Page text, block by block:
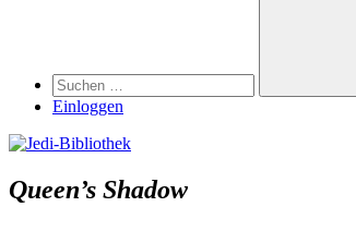
Einloggen
Queen’s Shadow